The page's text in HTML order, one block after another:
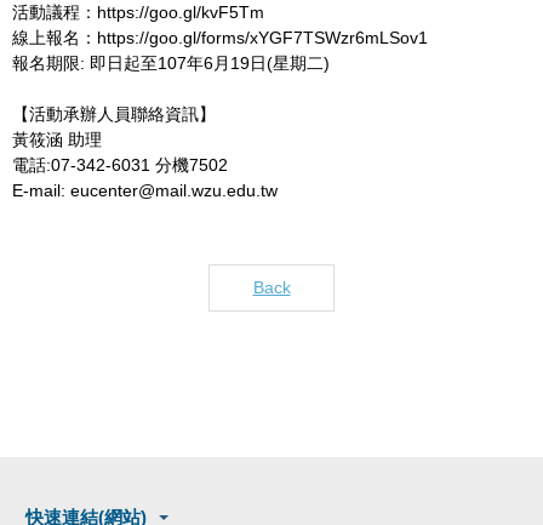
活動議程：https://goo.gl/kvF5Tm
線上報名：https://goo.gl/forms/xYGF7TSWzr6mLSov1
報名期限: 即日起至107年6月19日(星期二)
【活動承辦人員聯絡資訊】
黃筱涵 助理
電話:07-342-6031 分機7502
E-mail: eucenter@mail.wzu.edu.tw
Back
快速連結(網站)